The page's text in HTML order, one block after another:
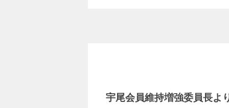
宇尾会員維持増強委員長よ